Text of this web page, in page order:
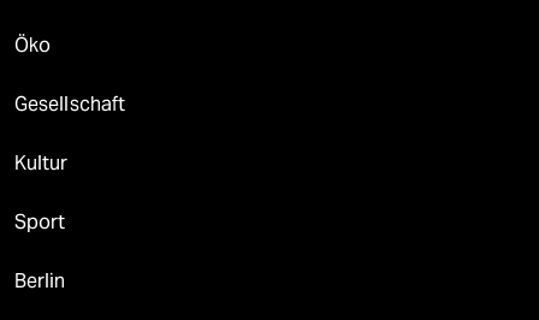
Öko
Gesellschaft
Kultur
Sport
Berlin